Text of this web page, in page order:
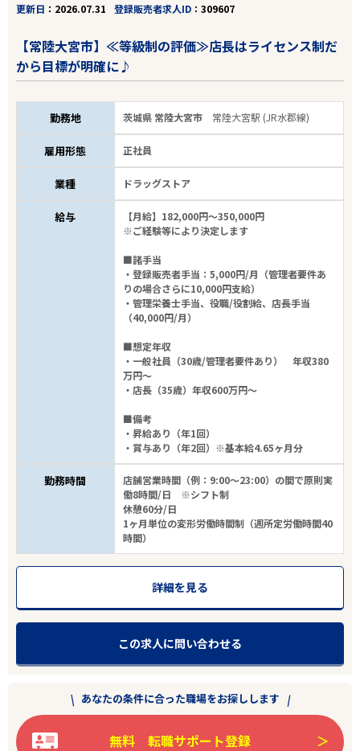
更新日
2026.07.31 登録販売者求人ID 309607
【常陸大宮市】≪等級制の評価≫店長はライセンス制だ
から目標が明確に♪
勤務地 茨城県 常陸大宮市 常陸大宮駅 (JR水郡線)
雇用形態 正社員
業種 ドラッグストア
給与
【月給】182,000円～350,000円
※ご経験等により決定します
■諸手当
・登録販売者手当：5,000円/月（管理者要件あ
りの場合さらに10,000円支給）
・管理栄養士手当、役職/役割給、店長手当
（40,000円/月）
■想定年収
・一般社員（30歳/管理者要件あり） 年収380
万円～
・店長（35歳）年収600万円～
■備考
・昇給あり（年1回）
・賞与あり（年2回）※基本給4.65ヶ月分
勤務時間
店舗営業時間（例：9:00～23:00）の間で原則実
働8時間/日 ※シフト制
休憩60分/日
1ヶ月単位の変形労働時間制（週所定労働時間40
時間）
詳細を見る
この求人に問い合わせる
あなたの条件に合った職場をお探しします
無料 転職サポート登録